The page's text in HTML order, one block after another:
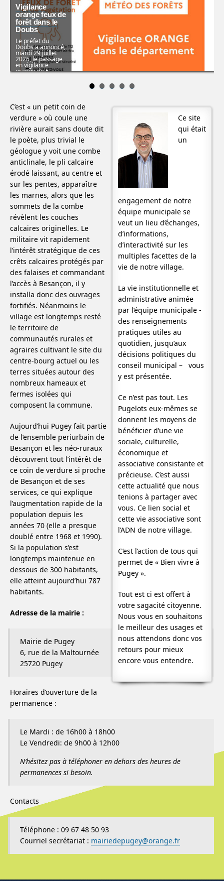
Vigilance
orange feux de
forêt dans le
Doubs
Le préfet du
Doubs a annoncé,
mardi 29 juillet
2026, le passage
en vigilance
orange de 5
Ce site
qui était
un
engagement de notre
équipe municipale se
veut un lieu d’échanges,
d’informations,
d’interactivité sur les
multiples facettes de la
vie de notre village.
La vie institutionnelle et
administrative animée
par l’équipe municipale -
des renseignements
pratiques utiles au
quotidien, jusqu’aux
décisions politiques du
conseil municipal – vous
y est présentée.
Ce n’est pas tout. Les
Pugelots eux-mêmes se
donnent les moyens de
bénéficier d’une vie
sociale, culturelle,
économique et
associative consistante et
précieuse. C’est aussi
cette actualité que nous
tenions à partager avec
vous. Ce lien social et
cette vie associative sont
l’ADN de notre village.
C’est l’action de tous qui
permet de « Bien vivre à
Pugey ».
Tout est ci est offert à
votre sagacité citoyenne.
Nous vous en souhaitons
le meilleur des usages et
nous attendons donc vos
retours pour mieux
encore vous entendre.
C’est « un petit coin de
verdure » où coule une
rivière aurait sans doute dit
le poète, plus trivial le
géologue y voit une combe
anticlinale, le pli calcaire
érodé laissant, au centre et
sur les pentes, apparaître
les marnes, alors que les
sommets de la combe
révèlent les couches
calcaires originelles. Le
militaire vit rapidement
l’intérêt stratégique de ces
crêts calcaires protégés par
des falaises et commandant
l’accès à Besançon, il y
installa donc des ouvrages
fortifiés. Néanmoins le
village est longtemps resté
le territoire de
communautés rurales et
agraires cultivant le site du
centre-bourg actuel ou les
terres situées autour des
nombreux hameaux et
fermes isolées qui
composent la commune.
Aujourd’hui Pugey fait partie
de l’ensemble periurbain de
Besançon et les néo-ruraux
découvrent tout l’intérêt de
ce coin de verdure si proche
de Besançon et de ses
services, ce qui explique
l’augmentation rapide de la
population depuis les
années 70 (elle a presque
doublé entre 1968 et 1990).
Si la population s’est
longtemps maintenue en
dessous de 300 habitants,
elle atteint aujourd’hui 787
habitants.
Adresse de la mairie :
Mairie de Pugey
6, rue de la Maltournée
25720 Pugey
Horaires d’ouverture de la
permanence :
Le Mardi : de 16h00 à 18h00
Le Vendredi: de 9h00 à 12h00
N’hésitez pas à téléphoner en dehors des heures de
permanences si besoin.
Contacts
Téléphone : 09 67 48 50 93
Courriel secrétariat : mairiedepugey@orange.fr